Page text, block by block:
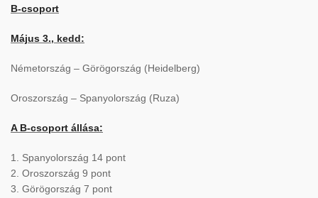
B-csoport
Május 3., kedd:
Németország – Görögország (Heidelberg)
Oroszország – Spanyolország (Ruza)
A B-csoport állása:
1. Spanyolország 14 pont
2. Oroszország 9 pont
3. Görögország 7 pont